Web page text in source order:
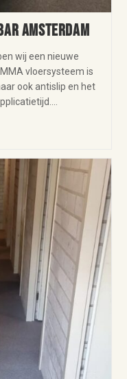
Amsterdam
wij een nieuwe
vloersysteem is
ook antislip en het